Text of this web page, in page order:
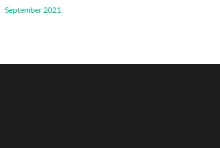
September 2021